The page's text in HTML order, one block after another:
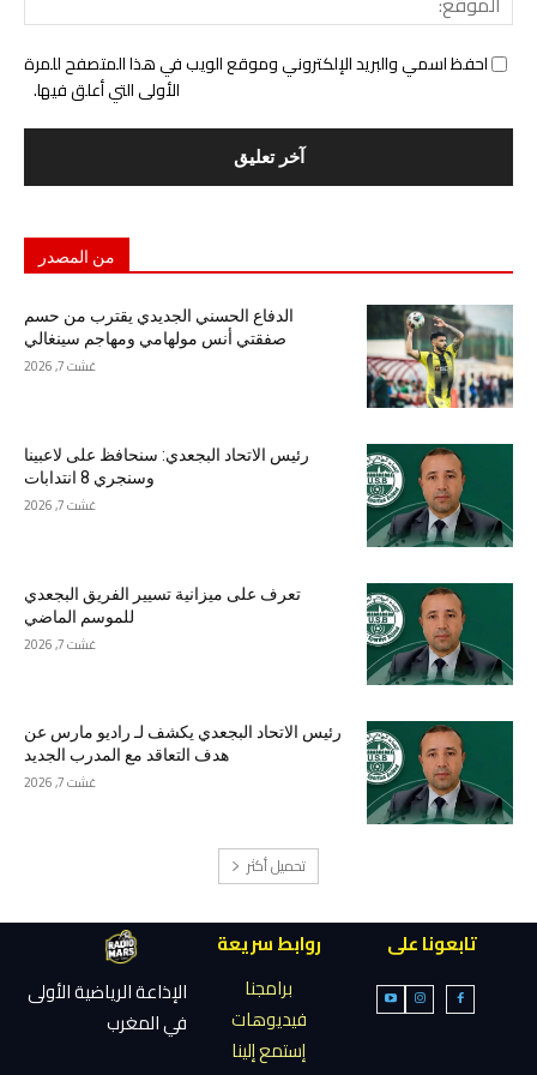
احفظ اسمي والبريد الإلكتروني وموقع الويب في هذا المتصفح للمرة
الأولى التي أعلق فيها.
من المصدر
الدفاع الحسني الجديدي يقترب من حسم
صفقتي أنس مولهامي ومهاجم سينغالي
غشت 7, 2026
رئيس الاتحاد البجعدي: سنحافظ على لاعبينا
وسنجري 8 انتدابات
غشت 7, 2026
تعرف على ميزانية تسيير الفريق البجعدي
للموسم الماضي
غشت 7, 2026
رئيس الاتحاد البجعدي يكشف لـ راديو مارس عن
هدف التعاقد مع المدرب الجديد
غشت 7, 2026
تحميل أكثر
تابعونا على
روابط سريعة
برامجنا
فيديوهات
إستمع إلينا
الإذاعة الرياضية الأولى
في المغرب